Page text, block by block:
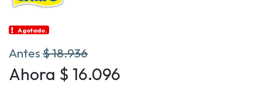
Agotado.
Antes$ 18.936
Ahora $ 16.096